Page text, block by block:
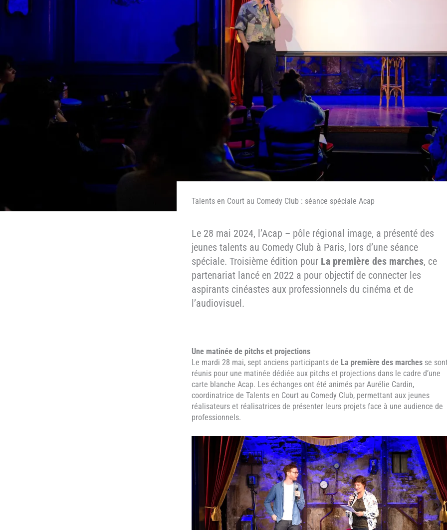
Talents en Court au Comedy Club : séance spéciale Acap
Le 28 mai 2024, l’Acap – pôle régional image, a présenté des
jeunes talents au Comedy Club à Paris, lors d’une séance
spéciale. Troisième édition pour La première des marches, ce
partenariat lancé en 2022 a pour objectif de connecter les
aspirants cinéastes aux professionnels du cinéma et de
l’audiovisuel.
Une matinée de pitchs et projections
Le mardi 28 mai, sept anciens participants de La première des marches se
réunis pour une matinée dédiée aux pitchs et projections dans le cadre d’une
carte blanche Acap. Les échanges ont été animés par Aurélie Cardin,
coordinatrice de Talents en Court au Comedy Club, permettant aux jeunes
réalisateurs et réalisatrices de présenter leurs projets face à une audience de
professionnels.